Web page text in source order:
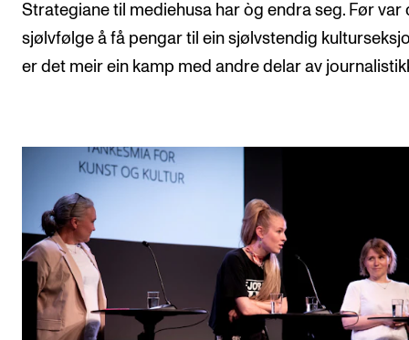
Strategiane til mediehusa har òg endra seg. Før var
sjølvfølge å få pengar til ein sjølvstendig
er det meir ein kamp med andre delar av